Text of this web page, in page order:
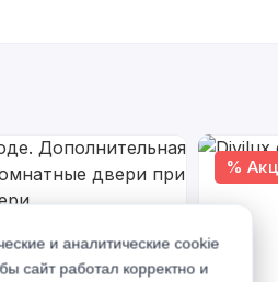
%
и аналитические cookie
сайт работал корректно и